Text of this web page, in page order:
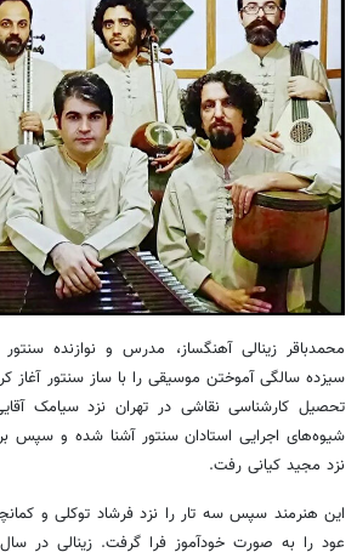
محمدباقر زینالی آهنگساز، مدرس و نوازنده
تحصیل کارشناسی نقاشی در تهران نزد سیامک
شیوه‌های اجرایی استادان سنتور آشنا شده و سپس
نزد مجید کیانی رفت.
این هنرمند سپس سه تار را نزد فرشاد توکلی و